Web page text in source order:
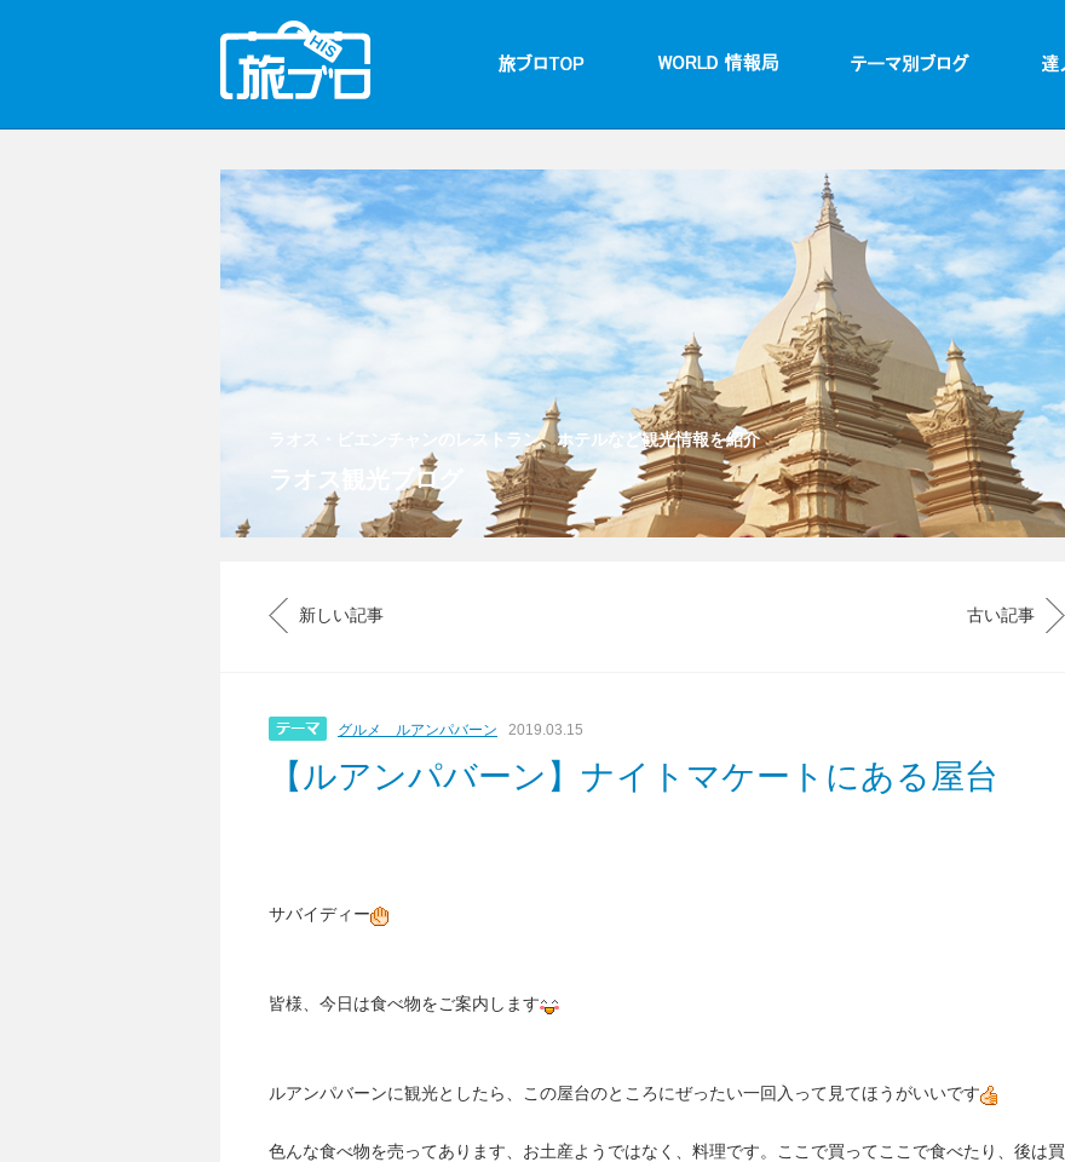
ラオス・ビエンチャンのレストラン、ホテルなど観光情報を紹介
ラオス観光ブログ
新しい記事 古い記事
グルメ ルアンパバーン 2019.03.15
【ルアンパバーン】ナイトマケートにある屋台
サバイディー
皆様、今日は食べ物をご案内します
ルアンパバーンに観光としたら、この屋台のところにぜったい一回入って見てほうがいいです
色んな食べ物を売ってあります、お土産ようではなく、料理です。ここで買ってここで食べたり、後は買